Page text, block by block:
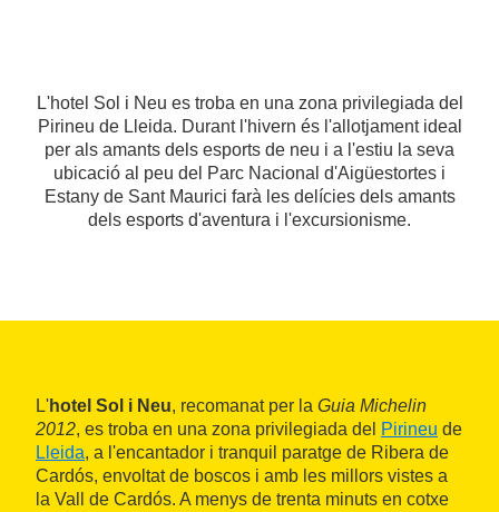
L'hotel Sol i Neu es troba en una zona privilegiada del
Pirineu de Lleida. Durant l'hivern és l'allotjament ideal
per als amants dels esports de neu i a l'estiu la seva
ubicació al peu del Parc Nacional d'Aigüestortes i
Estany de Sant Maurici farà les delícies dels amants
dels esports d'aventura i l'excursionisme.
L'hotel Sol i Neu, recomanat per la Guia Michelin
2012, es troba en una zona privilegiada del Pirineu de
Lleida, a l'encantador i tranquil paratge de Ribera de
Cardós, envoltat de boscos i amb les millors vistes a
la Vall de Cardós. A menys de trenta minuts en cotxe